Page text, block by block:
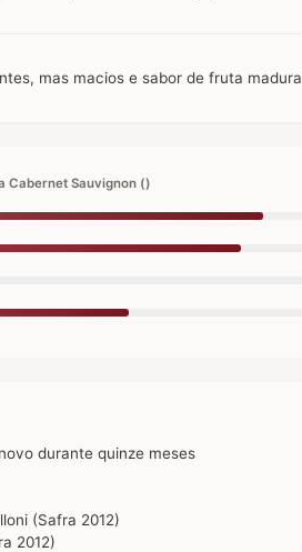
mas macios e sabor de fruta madura
Cabernet Sauvignon ()
durante quinze meses
(Safra 2012)
2012)